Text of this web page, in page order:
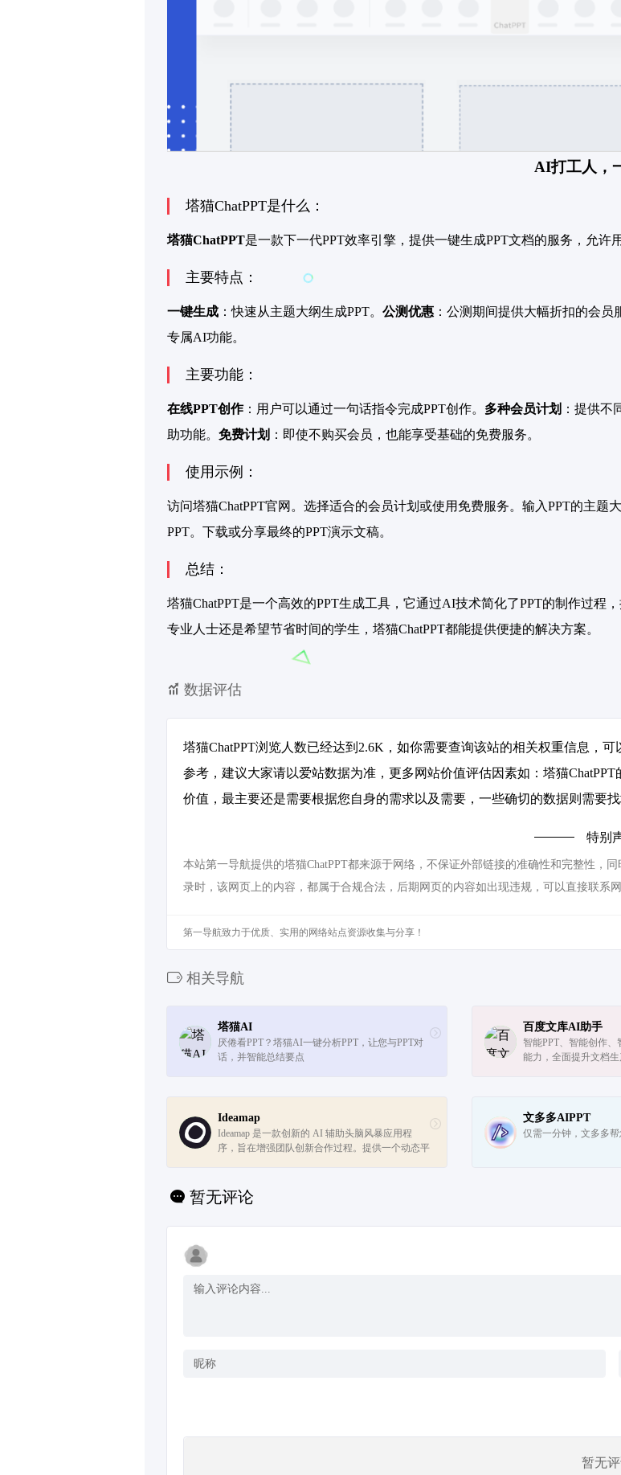
AI打工人，
塔猫ChatPPT是什么：
塔猫ChatPPT是一款下一代PPT效率引擎，提供一键生成PPT文档的服务，允许
主要特点：
一键生成 ：快速从主题大纲生成PPT。 公测优惠 ：公测期间提供大幅折扣的会员
专属AI功能。
主要功能：
在线PPT创作：用户可以通过一句话指令完成PPT创作。 多种会员计划 ：提供不
助功能。 免费计划 ：即使不购买会员，也能享受基础的免费服务。
使用示例：
访问塔猫ChatPPT官网。选择适合的会员计划或使用免费服务。输入PPT的主
PPT。下载或分享最终的PPT演示文稿。
总结：
塔猫ChatPPT是一个高效的PPT生成工具，它通过AI技术简化了PPT的制作过
专业人士还是希望节省时间的学生，塔猫ChatPPT都能提供便捷的解决方案。
数据评估
塔猫ChatPPT浏览人数已经达到2.6K，如你需要查询该站的相关权重信息，可
参考，建议大家请以爱站数据为准，更多网站价值评估因素如：塔猫
价值，最主要还是需要根据您自身的需求以及需要，一些确切的数据则需要
特别
本站第一导航提供的塔猫ChatPPT都来源于网络，不保证外部链接的准确性和完整性，
录时，该网页上的内容，都属于合规合法，后期网页的内容如出现违规，可以直接联系
第一导航致力于优质、实用的网络站点资源收集与分享！
相关导航
塔猫AI
厌倦看PPT？塔猫AI一键分析PPT，让您与PPT对
话，并智能总结要点
百度文库AI助手
智能PPT、智能创作
能力，全面提升文档生
Ideamap
Ideamap 是一款创新的 AI 辅助头脑风暴应用程
序，旨在增强团队创新合作过程。提供一个动态平
文多多AIPPT
仅需一分钟，文多多
暂无评论
暂无